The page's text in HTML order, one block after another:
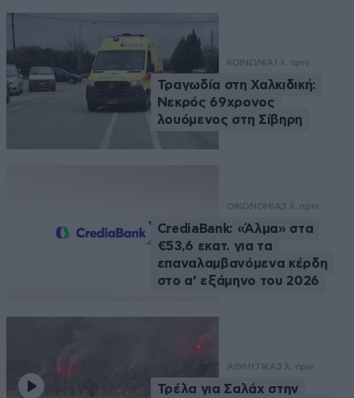
ΚΟΙΝΩΝΙΑ 1 λ. πριν
Τραγωδία στη Χαλκιδική:
Νεκρός 69χρονος
λουόμενος στη Σίβηρη
ΟΙΚΟΝΟΜΙΑ3 λ. πριν
CrediaBank: «Άλμα» στα
€53,6 εκατ. για τα
επαναλαμβανόμενα κέρδη
στο α’ εξάμηνο του 2026
ΑΘΛΗΤΙΚΑ3 λ. πριν
Τρέλα για Σαλάχ στην